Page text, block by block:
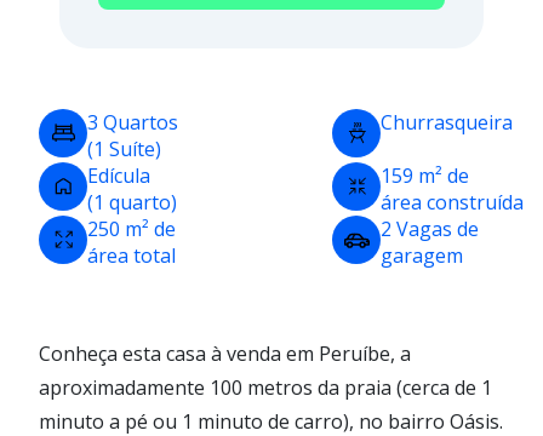
3 Quartos
(1 Suíte)
Churrasqueira
Edícula
(1 quarto)
159 m² de
área construída
250 m² de
área total
2 Vagas de
garagem
Conheça esta casa à venda em Peruíbe, a
aproximadamente 100 metros da praia (cerca de 1
minuto a pé ou 1 minuto de carro), no bairro Oásis.